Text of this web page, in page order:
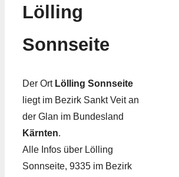
Lölling
Sonnseite
Der Ort Lölling Sonnseite
liegt im Bezirk Sankt Veit an
der Glan im Bundesland
Kärnten.
Alle Infos über Lölling
Sonnseite, 9335 im Bezirk